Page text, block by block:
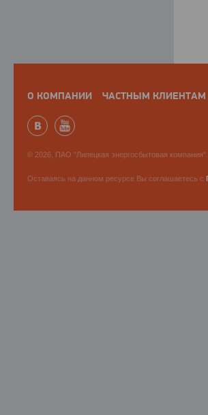
О КОМПАНИИ ЧАСТНЫМ КЛИЕНТАМ
© 2026, ПАО "Липецкая энергосбытовая компания".
Оставаясь на данном ресурсе Вы соглашаетесь с